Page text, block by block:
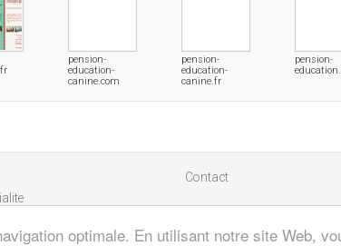
optimale. En utilisant notre site Web,
pension-
education-
canine.com
pension-
education-
canine.fr
pension-
Contact